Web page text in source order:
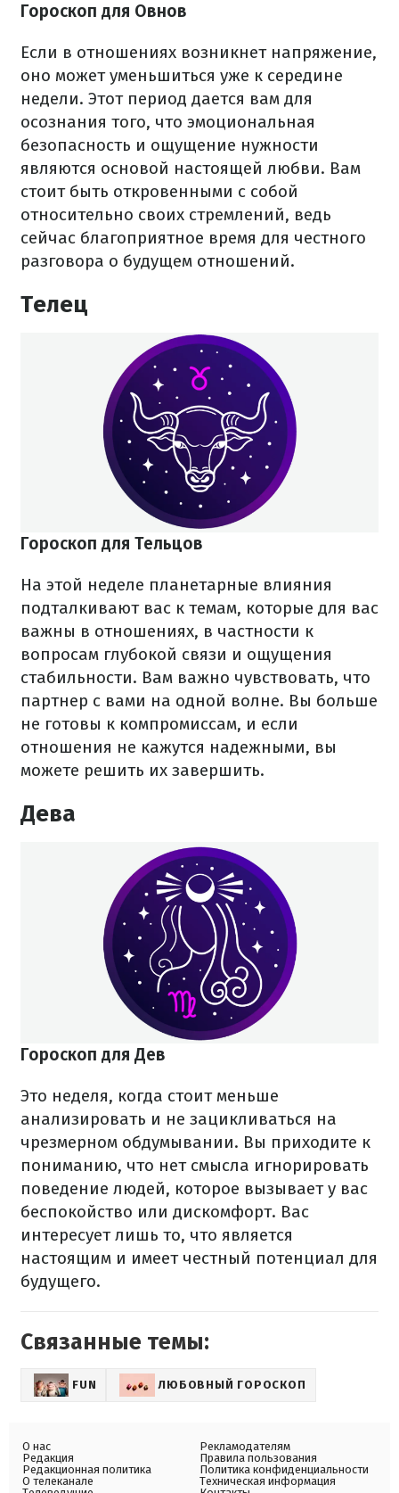
Гороскоп для Овнов
Если в отношениях возникнет напряжение,
оно может уменьшиться уже к середине
недели. Этот период дается вам для
осознания того, что эмоциональная
безопасность и ощущение нужности
являются основой настоящей любви. Вам
стоит быть откровенными с собой
относительно своих стремлений, ведь
сейчас благоприятное время для честного
разговора о будущем отношений.
Телец
Гороскоп для Тельцов
На этой неделе планетарные влияния
подталкивают вас к темам, которые для вас
важны в отношениях, в частности к
вопросам глубокой связи и ощущения
стабильности. Вам важно чувствовать, что
партнер с вами на одной волне. Вы больше
не готовы к компромиссам, и если
отношения не кажутся надежными, вы
можете решить их завершить.
Дева
Гороскоп для Дев
Это неделя, когда стоит меньше
анализировать и не зацикливаться на
чрезмерном обдумывании. Вы приходите к
пониманию, что нет смысла игнорировать
поведение людей, которое вызывает у вас
беспокойство или дискомфорт. Вас
интересует лишь то, что является
настоящим и имеет честный потенциал для
будущего.
Связанные темы:
FUN ЛЮБОВНЫЙ ГОРОСКОП
О нас
Редакция
Редакционная политика
О телеканале
Рекламодателям
Правила пользования
Политика конфиденциальности
Техническая информация